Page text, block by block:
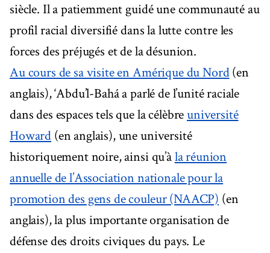
siècle. Il a patiemment guidé une communauté au
profil racial diversifié dans la lutte contre les
forces des préjugés et de la désunion.
Au cours de sa visite en Amérique du Nord(en
anglais), ‘Abdu’l-Bahá a parlé de l’unité raciale
dans des espaces tels que la célèbreuniversité
Howard (en anglais), une université
historiquement noire, ainsi qu’àla réunion
annuelle de l’Association nationale pour la
promotion des gens de couleur (NAACP) (en
anglais), la plus importante organisation de
défense des droits civiques du pays. Le